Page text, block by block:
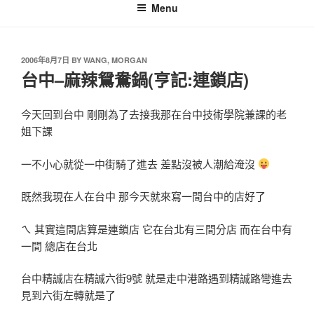
Menu
2006年8月7日 BY WANG, MORGAN
台中–麻辣鴛鴦鍋(亨記:連鎖店)
今天回到台中 剛剛為了去接我那在台中技術學院兼課的老
姐下課
一不小心就從一中街騎了進去 差點沒被人潮給淹沒
既然我現在人在台中 那今天就來寫一間台中的店好了
ㄟ 其實這間店算是連鎖店 它在台北有三間分店 而在台中有
一間 總店在台北
台中精誠店在精誠六街9號 就是走中港路遇到精誠路彎進去
見到六街左轉就是了